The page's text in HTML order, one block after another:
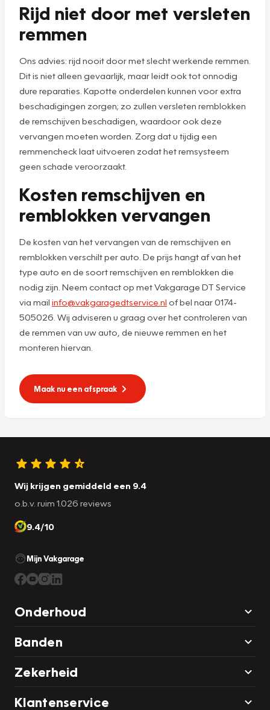
Rijd niet door met versleten
remmen
Ons advies: rijd nooit door met slecht werkende remmen.
Dit is niet alleen gevaarlijk, maar leidt ook tot onnodig
dure reparaties. Kapotte onderdelen kunnen voor extra
beschadigingen zorgen; zo zullen versleten remblokken
de remschijven beschadigen, waardoor ook deze
vervangen moeten worden. Zorg dat u tijdig een
remmencheck laat uitvoeren zodat het remsysteem
geen schade veroorzaakt.
Kosten remschijven en
remblokken vervangen
De kosten van het vervangen van de remschijven en
remblokken verschilt per auto. De prijs hangt af van het
type auto en de soort remschijven en remblokken die
nodig zijn. Neem contact op met Vakgarage DT Service
via mail info@vakgaragedtservice.nl of bel naar 0174-
505026. Wij adviseren u graag over het controleren van
de remmen van uw auto, de nieuwe remmen en het
monteren hiervan.
Maak nu een afspraak
Wij krijgen gemiddeld een 9.4
o.b.v. ruim 1.026 reviews
9.4/10
Mijn Vakgarage
Onderhoud
Banden
Zekerheid
Klantenservice